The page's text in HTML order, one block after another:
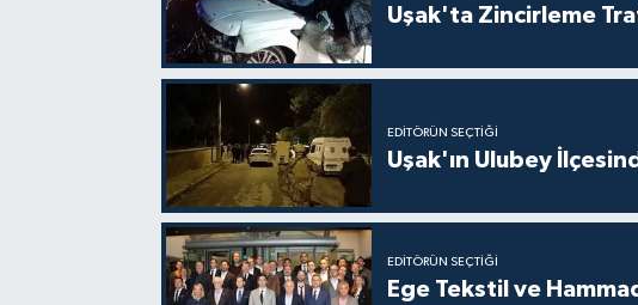
Uşak'ta Zincirleme
EDITÖRÜN SEÇTIĞI
Uşak'ın Ulubey
EDITÖRÜN SEÇTIĞI
Ege Tekstil ve